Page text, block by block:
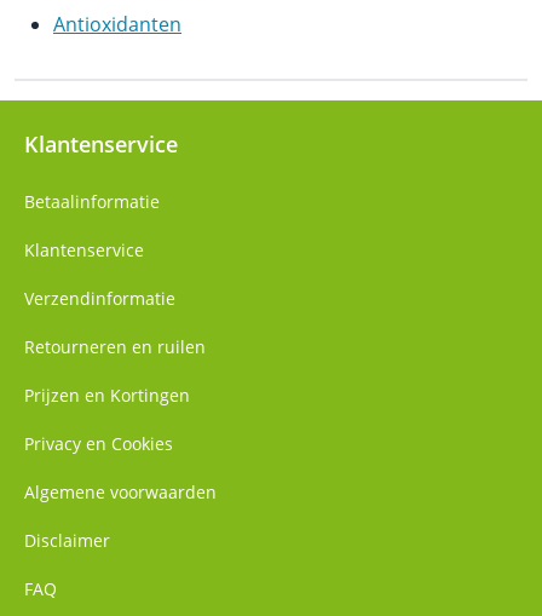
Antioxidanten
Klantenservice
Betaalinformatie
Klantenservice
Verzendinformatie
Retourneren en ruilen
Prijzen en Kortingen
Privacy en Cookies
Algemene voorwaarden
Disclaimer
FAQ